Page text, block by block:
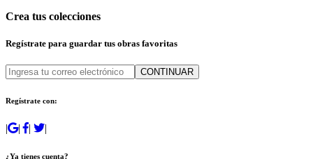
Crea tus colecciones
Regístrate para guardar tus obras favoritas
CONTINUAR
Regístrate con:
| | | |
¿Ya tienes cuenta?